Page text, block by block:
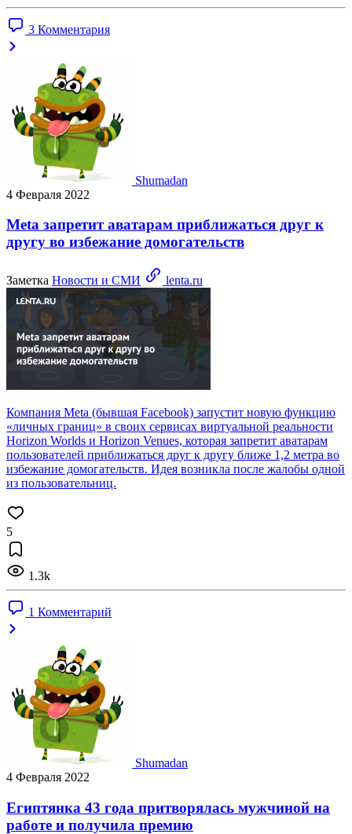
3 Комментария
Shumadan
4 Февраля 2022
Meta запретит аватарам приближаться друг к
другу во избежание домогательств
Заметка Новости и СМИ lenta.ru
Компания Meta (бывшая Facebook) запустит новую функцию
«личных границ» в своих сервисах виртуальной реальности
Horizon Worlds и Horizon Venues, которая запретит аватарам
пользователей приближаться друг к другу ближе 1,2 метра во
избежание домогательств. Идея возникла после жалобы одной
из пользовательниц.
5
1.3k
1 Комментарий
Shumadan
4 Февраля 2022
Египтянка 43 года притворялась мужчиной на
работе и получила премию